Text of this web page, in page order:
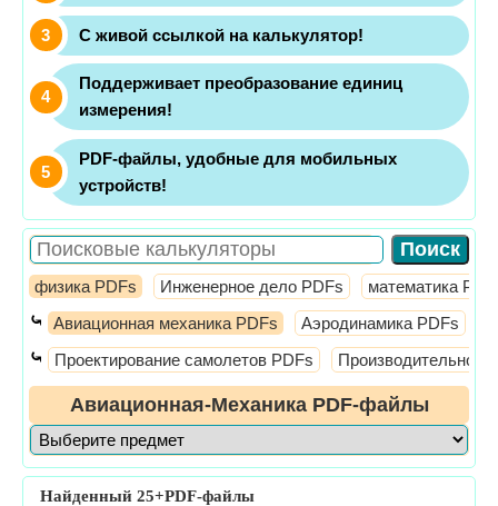
С живой ссылкой на калькулятор!
Поддерживает преобразование единиц
измерения!
PDF-файлы, удобные для мобильных
устройств!
физика PDFs Инженерное дело PDFs математика
⤿ Авиационная механика PDFs Аэродинамика PDFs
⤿ Проектирование самолетов PDFs
Авиационная-Механика PDF-файлы
Найденный 25+PDF-файлы